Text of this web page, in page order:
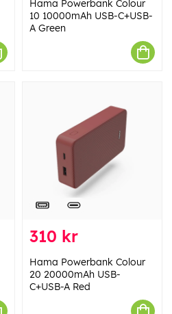
Hama Powerbank Colour
10 10000mAh USB-C+USB-
A Green
310 kr
Hama Powerbank Colour
20 20000mAh USB-
C+USB-A Red